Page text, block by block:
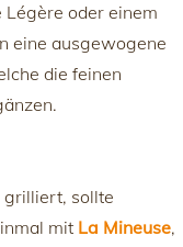
oder einem
eine ausgewogene
die feinen
sollte
mit La Mineuse,